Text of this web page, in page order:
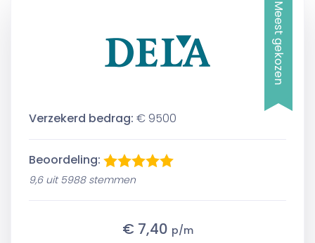
Meest gekozen
Verzekerd bedrag: € 9500
Beoordeling:
9,6 uit 5988 stemmen
€ 7,40 p/m